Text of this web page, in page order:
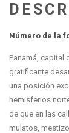
Número de la
Panamá, capital
gratificante
una posición
hemisferios
de que en las
mulatos,